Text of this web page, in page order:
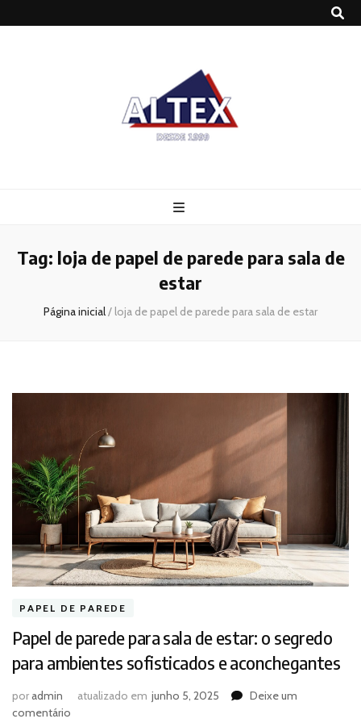
Tag: loja de papel de parede para sala de
estar
Página inicial/ loja de papel de parede para sala de estar
PAPEL DE PAREDE
Papel de parede para sala de estar: o segredo
para ambientes sofisticados e aconchegantes
poradmin atualizado em junho 5, 2025
Deixe um
comentário